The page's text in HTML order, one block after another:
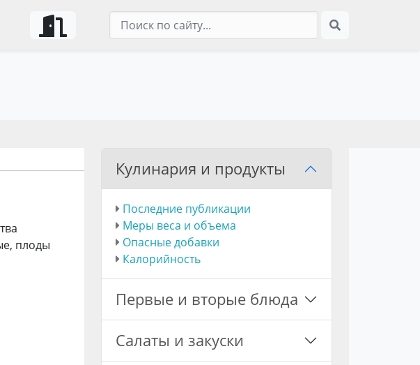
плоды
Кулинария и продукты
Последние публикации
Меры веса и объема
Опасные добавки
Калорийность
Первые и вторые блюда
Салаты и закуски